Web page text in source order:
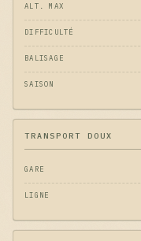
ALT. MAX
DIFFICULTÉ
BALISAGE
SAISON
TRANSPORT DOUX
GARE
LIGNE